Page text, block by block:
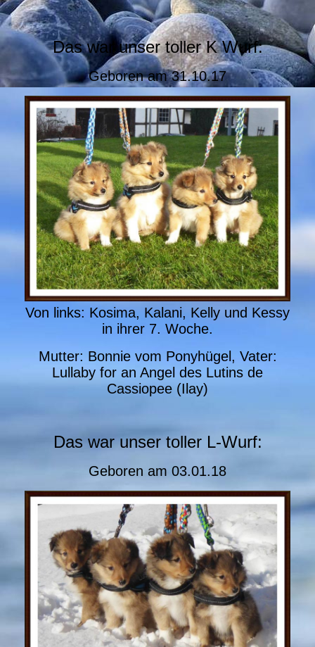
Das war unser toller K Wurf:
Geboren am 31.10.17
Von links: Kosima, Kalani, Kelly und Kessy
in ihrer 7. Woche.
Mutter: Bonnie vom Ponyhügel, Vater:
Lullaby for an Angel des Lutins de
Cassiopee (Ilay)
Das war unser toller L-Wurf:
Geboren am 03.01.18